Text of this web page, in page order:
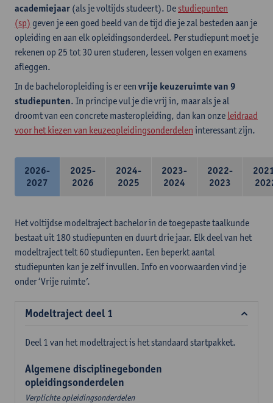
academiejaar (als je voltijds studeert). De studiepunten
(sp) geven je een goed beeld van de tijd die je zal besteden aan je
opleiding en aan elk opleidingsonderdeel. Per studiepunt moet je
rekenen op 25 tot 30 uren studeren, lessen volgen en examens
afleggen.
In de bacheloropleiding is er een vrije keuzeruimte van 9
studiepunten. In principe vul je die vrij in, maar als je al
droomt van een concrete masteropleiding, dan kan onze leidraad
voor het kiezen van keuzeopleidingsonderdelen interessant zijn.
2026-
2027
2025-
2026
2024-
2025
2023-
2024
2022-
2023
Het voltijdse modeltraject bachelor in de toegepaste taalkunde
bestaat uit 180 studiepunten en duurt drie jaar. Elk deel van het
modeltraject telt 60 studiepunten. Een beperkt aantal
studiepunten kan je zelf invullen. Info en voorwaarden vind je
onder ‘Vrije ruimte’.
Modeltraject deel 1
Deel 1 van het modeltraject is het standaard startpakket.
Algemene disciplinegebonden
opleidingsonderdelen
Verplichte opleidingsonderdelen